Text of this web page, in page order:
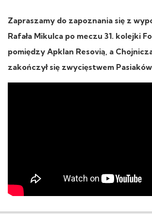
Zapraszamy do zapoznania się z
Rafała Mikulca po meczu 31. kolejki
pomiędzy Apklan Resovią, a
zakończył się zwycięstwem Pasiaków